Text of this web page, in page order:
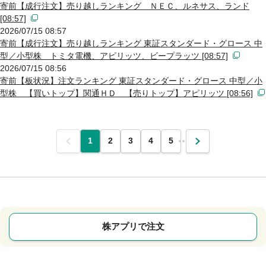
寄前【成行注文】売り越しランキング ＮＥＣ、ルネサス、ランド
[08:57]
2026/07/15 08:57
寄前【成行注文】売り越しランキング 東証スタンダード・グロース 中
型／小型株 トミタ電機、アピリッツ、ビープラッツ [08:57]
2026/07/15 08:56
寄前【板状況】注文ランキング 東証スタンダード・グロース 中型／小
型株 【買いトップ】関通ＨＤ 【売りトップ】アピリッツ [08:56]
前 1 2 3 4 5 … 次
株アプリで注文